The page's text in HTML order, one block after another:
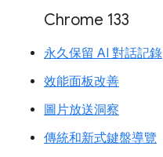
Chrome 133
永久保留 AI 對話記錄
效能面板改善
圖片放送洞察
傳統和新式鍵盤導覽